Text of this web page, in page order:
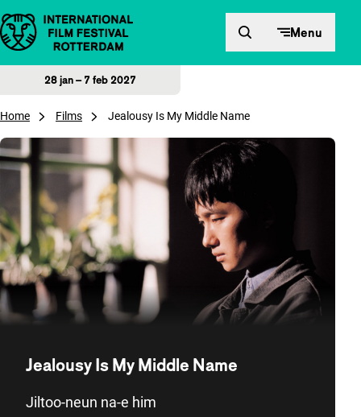
Direct naar inhoud Menu
28 jan – 7 feb 2027
Home Films Jealousy Is My Middle Name
Jealousy Is My Middle Name
Jiltoo-neun na-e him